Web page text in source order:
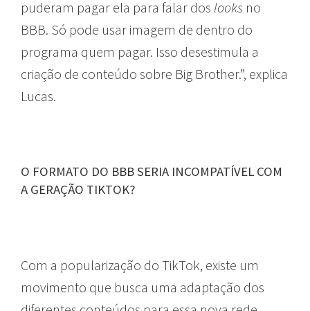
puderam pagar ela para falar dos looks no
BBB. Só pode usar imagem de dentro do
programa quem pagar. Isso desestimula a
criação de conteúdo sobre Big Brother.”, explica
Lucas.
O FORMATO DO BBB SERIA INCOMPATÍVEL COM
A GERAÇÃO TIKTOK?
Com a popularização do TikTok, existe um
movimento que busca uma adaptação dos